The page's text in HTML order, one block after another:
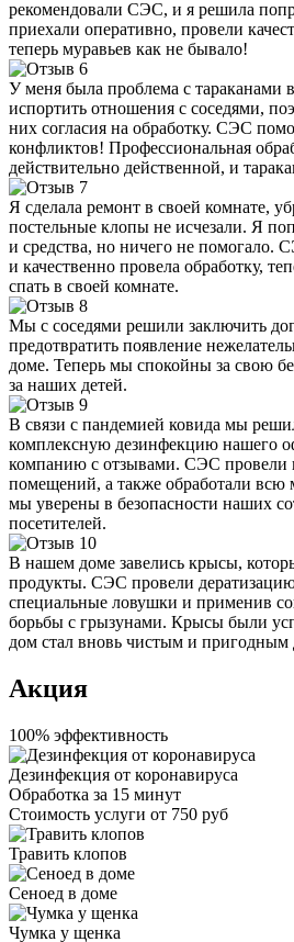
рекомендовали СЭС, и я решила
приехали оперативно, провели
теперь муравьев как не бывало!
У меня была проблема с тараканами
испортить отношения с соседями,
них согласия на обработку. СЭС
конфликтов! Профессиональная
действительно действенной, и
Я сделала ремонт в своей комнате,
постельные клопы не исчезали. Я
и средства, но ничего не помогало.
и качественно провела обработку,
спать в своей комнате.
Мы с соседями решили заключить
предотвратить появление
доме. Теперь мы спокойны за свою
за наших детей.
В связи с пандемией ковида мы
комплексную дезинфекцию нашего
компанию с отзывами. СЭС провели
помещений, а также обработали всю
мы уверены в безопасности наших
посетителей.
В нашем доме завелись крысы,
продукты. СЭС провели
специальные ловушки и применив
борьбы с грызунами. Крысы были
дом стал вновь чистым и пригодным
Акция
100% эффективность
Дезинфекция от коронавируса
Обработка за 15 минут
Стоимость услуги от 750 руб
Травить клопов
Сеноед в доме
Чумка у щенка